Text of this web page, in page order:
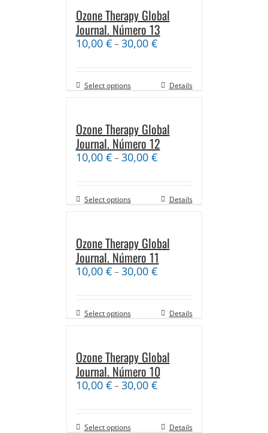
Ozone Therapy Global
Journal. Número 13
10,00 €–30,00 €
Select options Details
Ozone Therapy Global
Journal. Número 12
10,00 €–30,00 €
Select options Details
Ozone Therapy Global
Journal. Número 11
10,00 €–30,00 €
Select options Details
Ozone Therapy Global
Journal. Número 10
10,00 €–30,00 €
Select options Details